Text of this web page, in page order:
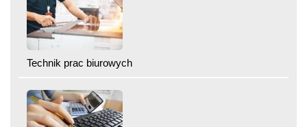
Technik prac biurowych